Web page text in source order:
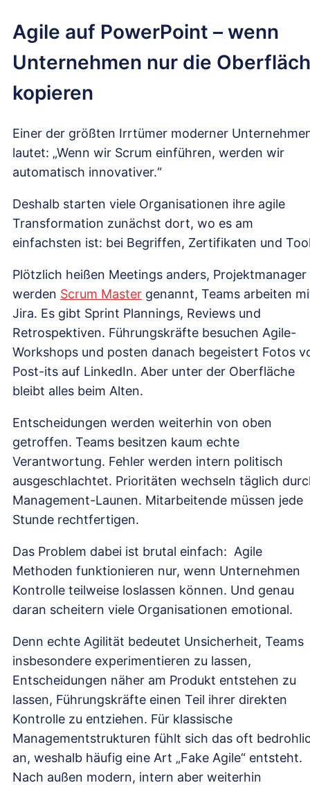
Agile auf PowerPoint – wenn
Unternehmen nur die
kopieren
Einer der größten Irrtümer moderner
lautet: „Wenn wir Scrum einführen, werden wir
automatisch innovativer.“
Deshalb starten viele Organisationen ihre agile
Transformation zunächst dort, wo es am
einfachsten ist: bei Begriffen, Zertifikaten und
Plötzlich heißen Meetings anders, Projektmanager
werden Scrum Master genannt, Teams arbeiten
Jira. Es gibt Sprint Plannings, Reviews und
Retrospektiven. Führungskräfte besuchen Agile-
Workshops und posten danach begeistert Fotos
Post-its auf LinkedIn. Aber unter der Oberfläche
bleibt alles beim Alten.
Entscheidungen werden weiterhin von oben
getroffen. Teams besitzen kaum echte
Verantwortung. Fehler werden intern politisch
ausgeschlachtet. Prioritäten wechseln täglich
Management-Launen. Mitarbeitende müssen jede
Stunde rechtfertigen.
Das Problem dabei ist brutal einfach: Agile
Methoden funktionieren nur, wenn Unternehmen
Kontrolle teilweise loslassen können. Und genau
daran scheitern viele Organisationen emotional.
Denn echte Agilität bedeutet Unsicherheit, Teams
insbesondere experimentieren zu lassen,
Entscheidungen näher am Produkt entstehen zu
lassen, Führungskräfte einen Teil ihrer direkten
Kontrolle zu entziehen. Für klassische
Managementstrukturen fühlt sich das oft
an, weshalb häufig eine Art „Fake Agile“ entsteht.
Nach außen modern, intern aber weiterhin